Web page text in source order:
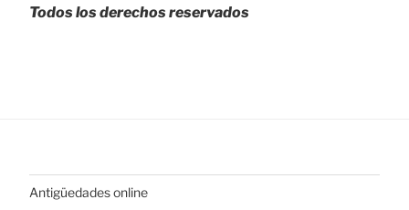
Todos los derechos reservados
Antigüedades online